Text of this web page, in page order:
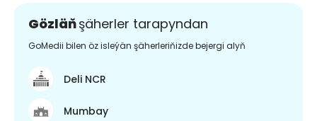
Gözläňşäherler tarapyndan
GoMedii bilen öz isleýän şäherleriňizde bejergi alyň
Deli NCR
Mumbay